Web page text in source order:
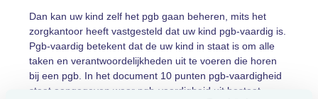
Dan kan uw kind zelf het pgb gaan beheren, mits het
zorgkantoor heeft vastgesteld dat uw kind pgb-vaardig is.
Pgb-vaardig betekent dat de uw kind in staat is om alle
taken en verantwoordelijkheden uit te voeren die horen
bij een pgb. In het document 10 punten pgb-vaardigheid
staat aangegeven waar pgb-vaardigheid uit bestaat.